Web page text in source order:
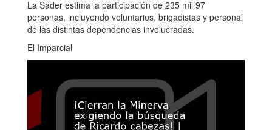
La Sader estima la participación de 235 mil 97
personas, incluyendo voluntarios, brigadistas y personal
de las distintas dependencias involucradas.
El Imparcial